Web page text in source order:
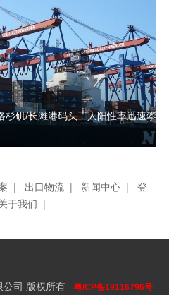
杉矶/长滩港码头工人阳性率迅速攀
| 出口物流 | 新闻中心 |
登
于我们 |
公司 版权所有 粤ICP备19116796号